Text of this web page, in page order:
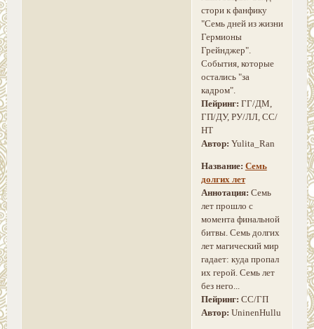
стори к фанфику
"Семь дней из жизни
Гермионы
Грейнджер".
События, которые
остались "за
кадром".
Пейринг: ГГ/ДМ,
ГП/ДУ, РУ/ЛЛ, СС/
НТ
Автор: Yulita_Ran
Название: Семь
долгих лет
Аннотация: Семь
лет прошло с
момента финальной
битвы. Семь долгих
лет магический мир
гадает: куда пропал
их герой. Семь лет
без него...
Пейринг: СС/ГП
Автор: UninenHullu